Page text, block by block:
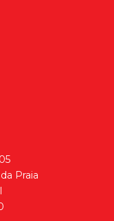
Praia